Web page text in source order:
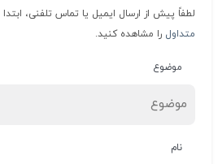
لطفاً پیش از ارسال ایمیل یا تماس تلفنی، ابتدا
متداول را مشاهده کنید.
موضوع
نام